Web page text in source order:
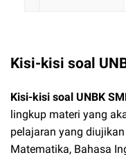
Kisi-kisi soal
Kisi-kisi soal UNBK
lingkup materi yang
pelajaran yang
Matematika, Bahasa